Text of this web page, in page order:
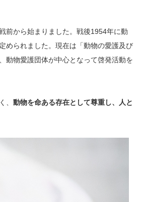
前から始まりました。戦後1954年に動
められました。現在は「動物の愛護及び
動物愛護団体が中心となって啓発活動を
、 動物を命ある存在として尊重し、人と